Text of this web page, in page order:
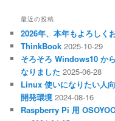
最近の投稿
2026年、本年もよろしく
ThinkBook 2025-10-29
そろそろ Windows10 か
なりました 2025-06-28
Linux 使いになりたい人
開発環境 2024-08-16
Raspberry Pi 用